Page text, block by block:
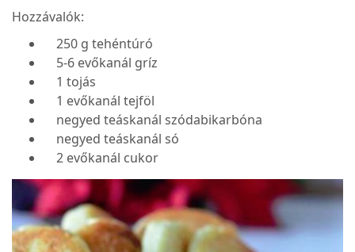
Hozzávalók:
250 g tehéntúró
5-6 evőkanál gríz
1 tojás
1 evőkanál tejföl
negyed teáskanál szódabikarbóna
negyed teáskanál só
2 evőkanál cukor